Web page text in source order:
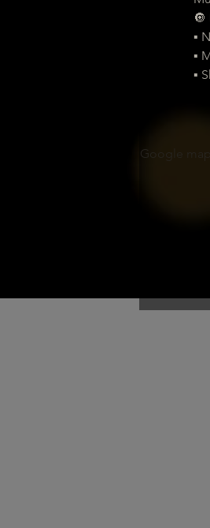
🔘
▪
▪
▪
Google